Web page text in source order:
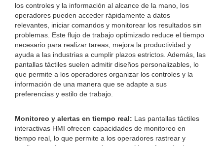
los controles y la información al alcance de la mano, los
operadores pueden acceder rápidamente a datos
relevantes, iniciar comandos y monitorear los resultados sin
problemas. Este flujo de trabajo optimizado reduce el tiempo
necesario para realizar tareas, mejora la productividad y
ayuda a las industrias a cumplir plazos estrictos. Además, las
pantallas táctiles suelen admitir diseños personalizables, lo
que permite a los operadores organizar los controles y la
información de una manera que se adapte a sus
preferencias y estilo de trabajo.
Monitoreo y alertas en tiempo real: Las pantallas táctiles
interactivas HMI ofrecen capacidades de monitoreo en
tiempo real, lo que permite a los operadores rastrear y